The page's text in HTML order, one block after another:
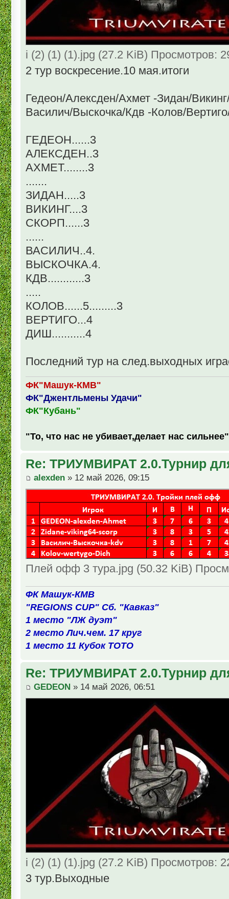
i (2) (1) (1).jpg (27.2 KiB) Просмотров:
2 тур воскресение.10 мая.итоги
Гедеон/Алексден/Ахмет -Зидан/
Василич/Выскочка/Кдв -Колов/
ГЕДЕОН......3
АЛЕКСДЕН..3
АХМЕТ........3
.......
ЗИДАН.....3
ВИКИНГ....3
СКОРП......3
......
ВАСИЛИЧ..4.
ВЫСКОЧКА.4.
КДВ............3
.....
КОЛОВ......5.........3
ВЕРТИГО...4
ДИШ...........4
Последний тур на след.выходных
ФК"Машук-КМВ"
ФК"Джентльмены Удачи"
ФК"Кубань"
"То, что нас не убивает,делает нас сильнее"
Re: ТРИУМВИРАТ 2.0.Турнир
alexden » 12 май 2026, 09:15
Плей офф 3 тура.jpg (50.32 KiB)
ФК Машук-КМВ
"REGIONS CUP" Сб. "Кавказ"
1 место "ЛЖ дуэт"
2 место Лич.чем. 17 круг
1 место 11 Кубок ТОТО
Re: ТРИУМВИРАТ 2.0.Турнир
GEDEON » 14 май 2026, 06:51
i (2) (1) (1).jpg (27.2 KiB) Просмотров:
3 тур.Выходные